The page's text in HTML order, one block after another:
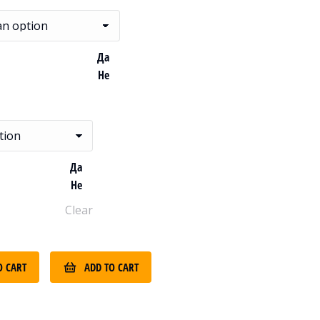
Да
Не
Да
Не
Clear
CART ADD TO CART